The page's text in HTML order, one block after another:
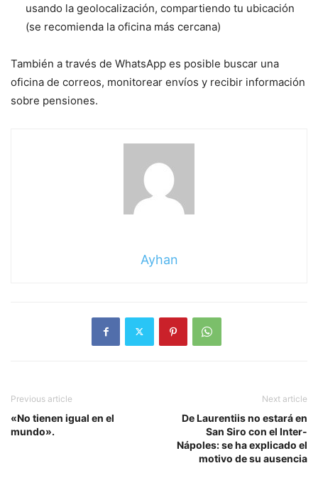
usando la geolocalización, compartiendo tu ubicación
(se recomienda la oficina más cercana)
También a través de WhatsApp es posible buscar una
oficina de correos, monitorear envíos y recibir información
sobre pensiones.
Ayhan
Previous article
«No tienen igual en el
mundo».
Next article
De Laurentiis no estará en
San Siro con el Inter-
Nápoles: se ha explicado el
motivo de su ausencia